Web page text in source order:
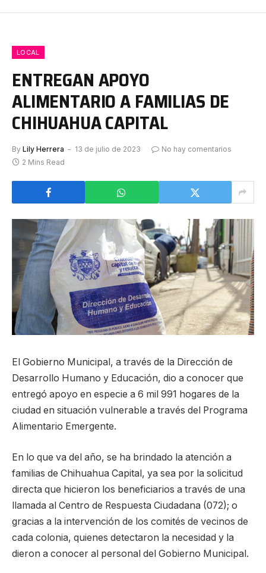
LOCAL
ENTREGAN APOYO
ALIMENTARIO A FAMILIAS DE
CHIHUAHUA CAPITAL
By Lily Herrera 13 de julio de 2023
No hay comentarios
2 Mins Read
El Gobierno Municipal, a través de la Dirección de
Desarrollo Humano y Educación, dio a conocer que
entregó apoyo en especie a 6 mil 991 hogares de la
ciudad en situación vulnerable a través del Programa
Alimentario Emergente.
En lo que va del año, se ha brindado la atención a
familias de Chihuahua Capital, ya sea por la solicitud
directa que hicieron los beneficiarios a través de una
llamada al Centro de Respuesta Ciudadana (072); o
gracias a la intervención de los comités de vecinos de
cada colonia, quienes detectaron la necesidad y la
dieron a conocer al personal del Gobierno Municipal.